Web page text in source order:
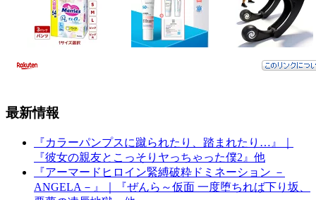
最新情報
『カラーパンプスに蹴られたり、踏まれたり…』｜
『彼女の親友とこっそりヤっちゃった僕2』他
『アーマードヒロイン緊縛破粋ドミネーション －
ANGELA－』｜『ぜんら～仮面 一度堕ちれば下り坂、